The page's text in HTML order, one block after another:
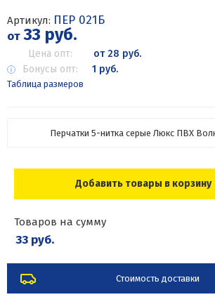
Артикул: ПЕР 021Б
от33 руб.
Цена опт:
от 28 руб.
Бонусы опт:
1 руб.
Таблица размеров
Перчатки 5-нитка серые Люкс ПВХ
Добавить товары в корзину
Товаров на сумму
33 руб.
Стоимость доставки